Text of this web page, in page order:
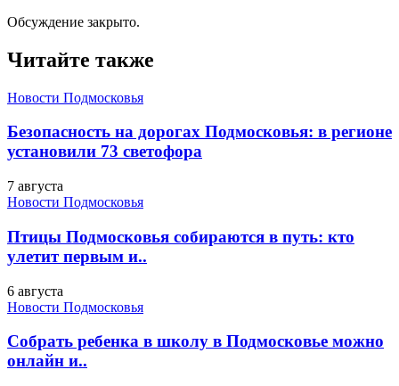
Обсуждение закрыто.
Читайте также
Новости Подмосковья
Безопасность на дорогах Подмосковья: в регионе
установили 73 светофора
7 августа
Новости Подмосковья
Птицы Подмосковья собираются в путь: кто
улетит первым и..
6 августа
Новости Подмосковья
Собрать ребенка в школу в Подмосковье можно
онлайн и..